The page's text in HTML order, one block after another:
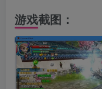
游戏截图：